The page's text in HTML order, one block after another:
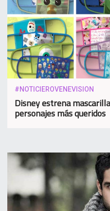
#NOTICIEROVENEVISION
Disney estrena
personajes más queridos